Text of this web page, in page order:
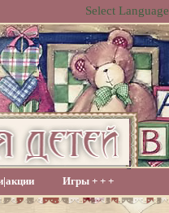
Select Language
Игры + + +